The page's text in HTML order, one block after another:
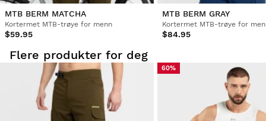
MTB BERM MATCHA
Kortermet MTB-trøye for menn
$59.95
MTB BERM GRAY
Kortermet MTB-trøye for
$84.95
Flere produkter for deg
60%